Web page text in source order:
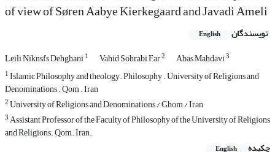
of view of Søren Aabye Kierkegaard and Javadi Ameli
نویسندگان English
Leili Niknsfs Dehghani1 Vahid Sohrabi Far2 Abas Mahdavi3
1Islamic Philosophy and theology. Philosophy . University of Religions and
Denominations . Qom . Iran
2University of Religions and Denominations / Ghom / Iran
3Assistant Professor of the Faculty of Philosophy of the University of Religions
and Religions. Qom. Iran.
چکیده
English